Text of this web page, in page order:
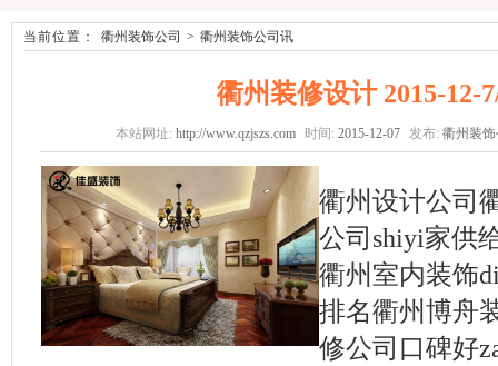
当前位置： 衢州装饰公司 > 衢州装饰公司讯
衢州装修设计 2015-12-
本站网址: http://www.qzjszs.com 时间: 2015-12-07 发布: 衢州装
衢州设计公司
公司shiyi家供
衢州室内装饰
排名衢州博舟
修公司口碑好